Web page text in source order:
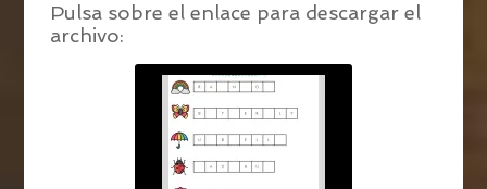
Pulsa sobre el enlace para descargar el
archivo: